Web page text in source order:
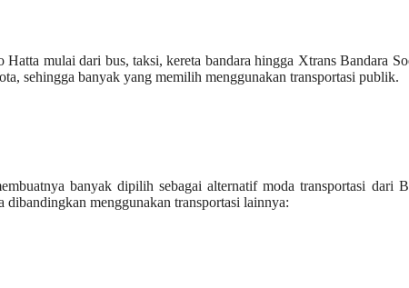
mulai dari bus, taksi, kereta bandara hingga Xtrans Bandara
sehingga banyak yang memilih menggunakan transportasi publik.
banyak dipilih sebagai alternatif moda transportasi dari
menggunakan transportasi lainnya: